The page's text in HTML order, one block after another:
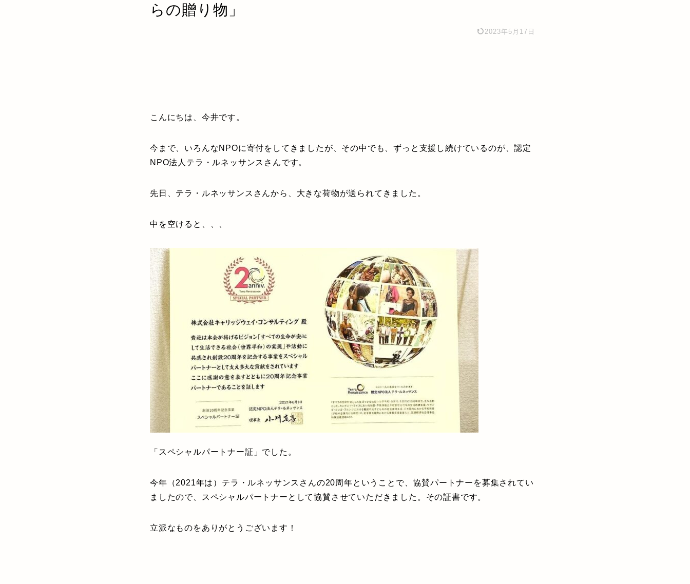
らの贈り物」
2023年5月17日
こんにちは、今井です。
今まで、いろんなNPOに寄付をしてきましたが、その中でも、ずっと支援し続けているのが、認定
NPO法人テラ・ルネッサンスさんです。
先日、テラ・ルネッサンスさんから、大きな荷物が送られてきました。
中を空けると、、、
「スペシャルパートナー証」でした。
今年（2021年は）テラ・ルネッサンスさんの20周年ということで、協賛パートナーを募集されてい
ましたので、スペシャルパートナーとして協賛させていただきました。その証書です。
立派なものをありがとうございます！